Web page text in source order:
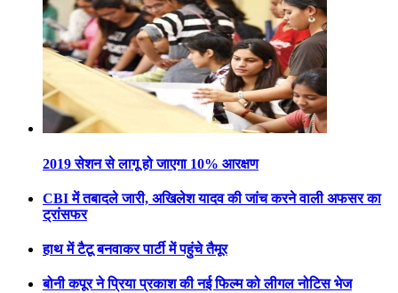
2019 सेशन से लागू हो जाएगा 10% आरक्षण
CBI में तबादले जारी, अखिलेश यादव की जांच करने वाली अफसर का
ट्रांसफर
हाथ में टैटू बनवाकर पार्टी में पहुंचे तैमूर
बोनी कपूर ने प्रिया प्रकाश की नई फिल्म को लीगल नोटिस भेज